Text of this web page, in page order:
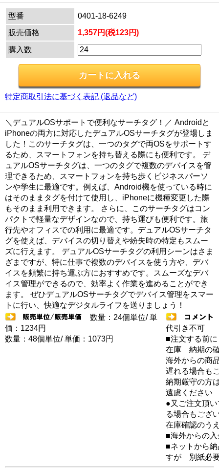
型番
0401-18-6249
販売価格
1,357円(税123円)
購入数
特定商取引法に基づく表記 (返品など)
＼デュアルOSサポートで便利なサーチタグ！／ Androidと
iPhoneの両方に対応したデュアルOSサーチタグが登場しま
した！このサーチタグは、一つのタグで両OSをサポートす
るため、スマートフォンを持ち替える際にも便利です。 デ
ュアルOSサーチタグは、一つのタグで複数のデバイスを管
理できるため、スマートフォンを持ち歩くビジネスパーソ
ンや学生に最適です。例えば、Android機を使っている時に
はそのままタグを付けて使用し、iPhoneに機種変更した際
もそのまま利用できます。 さらに、このサーチタグはコン
パクトで軽量なデザインなので、持ち運びも便利です。旅
行先やオフィスでの利用に最適です。デュアルOSサーチタ
グを使えば、デバイスの切り替えや紛失時の特定もスムー
ズに行えます。 デュアルOSサーチタグの利用シーンはさま
ざまですが、特に仕事で複数のデバイスを使う方や、デバ
イスを頻繁に持ち運ぶ方におすすめです。スムーズなデバ
イス管理ができるので、効率よく作業を進めることができ
ます。 ぜひデュアルOSサーチタグでデバイス管理をスマー
トに行い、快適なデジタルライフを送りましょう！
数量：24個単位/ 単
価：1234円
数量：48個単位/ 単価：1073円
代引き不可
■注文する前に
在庫 納期の
海外からの商
遅れる場合も
納期厳守の方
遠慮ください
●又ご注文頂
る場合もござ
在庫確認のう
■海外からの
■ネットから
すが 別紙必